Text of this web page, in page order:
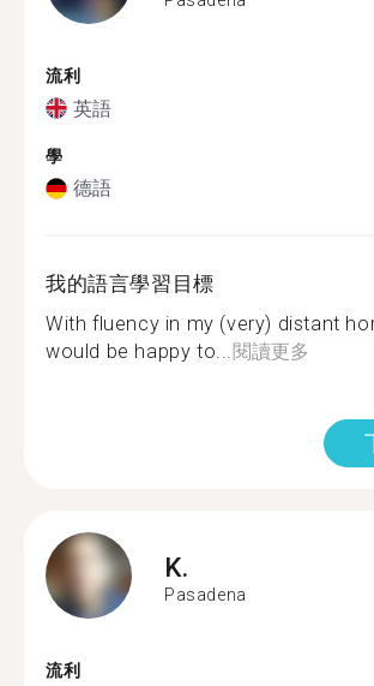
流利
英語
學
德語
我的語言學習目標
With fluency in my (very) distant
would be happy to...閱讀更多
K.
Pasadena
流利